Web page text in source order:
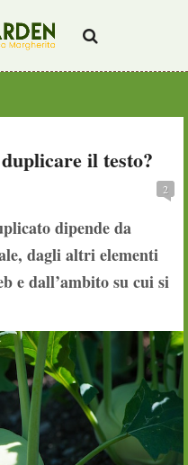
il testo?
2
dipende da
dagli altri elementi
e dall’ambito su cui si